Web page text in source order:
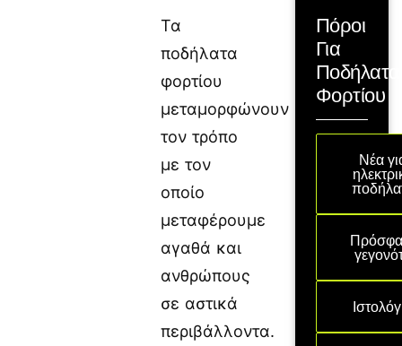
Τα
ποδήλατα
φορτίου
μεταμορφώνουν
τον τρόπο
με τον
οποίο
μεταφέρουμε
αγαθά και
ανθρώπους
σε αστικά
περιβάλλοντα.
Πόροι
Για
Ποδήλατα
Φορτίου
Νέα